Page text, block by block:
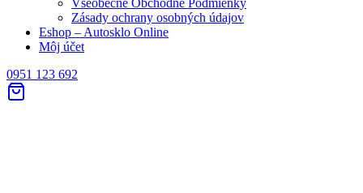
Všeobecné Obchodné Podmienky
Zásady ochrany osobných údajov
Eshop – Autosklo Online
Môj účet
0951 123 692